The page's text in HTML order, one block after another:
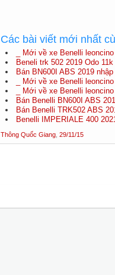
Các bài viết mới nhất
_ Mới về xe Benelli
Beneli trk 502 2019 Odo
Bán BN600I ABS 2019
_ Mới về xe Benelli
_ Mới về xe Benelli
Bán Benelli BN600I ABS
Bán Benelli TRK502 ABS
Benelli IMPERIALE 400
Thông Quốc Giang 29/11/15